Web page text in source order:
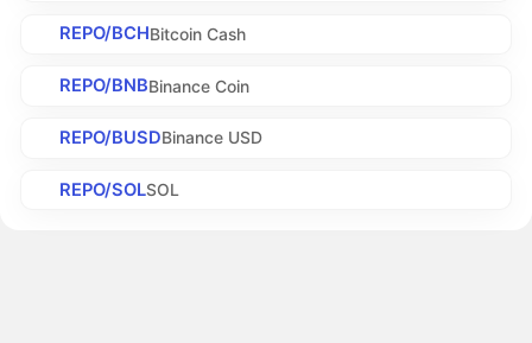
REPO/BCHBitcoin Cash
REPO/BNBBinance Coin
REPO/BUSDBinance USD
REPO/SOLSOL